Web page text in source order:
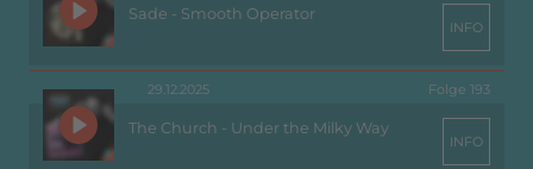
Sade - Smooth Operator
INFO
29.12.2025 Folge 193
The Church - Under the Milky Way
INFO